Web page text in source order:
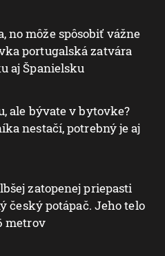
no môže spôsobiť vážne
portugalská zatvára
aj Španielsku
ale bývate v bytovke?
nestačí, potrebný je aj
zatopenej priepasti
český potápač. Jeho telo
metrov